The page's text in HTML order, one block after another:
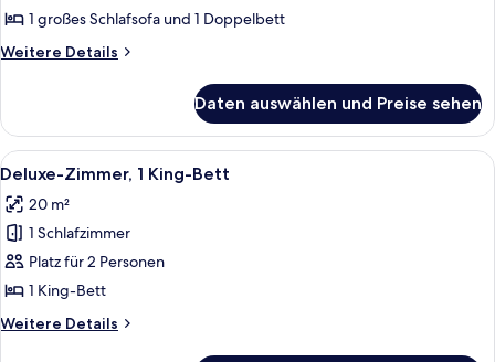
anzeigen
1 großes Schlafsofa und 1 Doppelbett
Weitere Details
Weitere
Zimmer
Daten auswählen und Preise sehen
Alle
Fotos
für
Deluxe-
Zimmer,
1 King-
Bett
anzeigen
Ein Hotelzimmer mit einem Bett,
4
Deluxe-Zimmer, 1 King-Bett
20 m²
1 Schlafzimmer
Platz für 2 Personen
1 King-Bett
Weitere Details
Weitere